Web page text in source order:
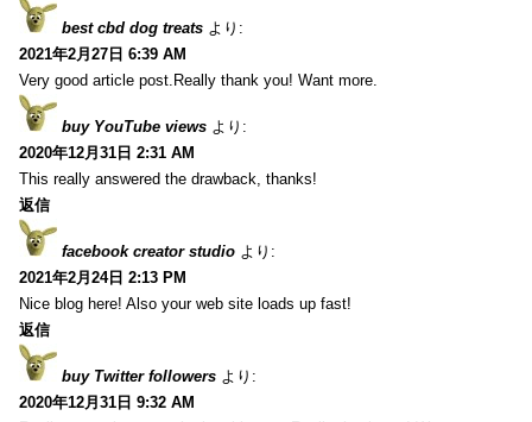
best cbd dog treats より:
2021年2月27日 6:39 AM
Very good article post.Really thank you! Want more.
buy YouTube views より:
2020年12月31日 2:31 AM
This really answered the drawback, thanks!
返信
facebook creator studio より:
2021年2月24日 2:13 PM
Nice blog here! Also your web site loads up fast!
返信
buy Twitter followers より:
2020年12月31日 9:32 AM